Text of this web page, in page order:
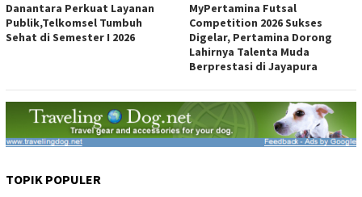
Danantara Perkuat Layanan
Publik,Telkomsel Tumbuh
Sehat di Semester I 2026
MyPertamina Futsal
Competition 2026 Sukses
Digelar, Pertamina Dorong
Lahirnya Talenta Muda
Berprestasi di Jayapura
TOPIK POPULER